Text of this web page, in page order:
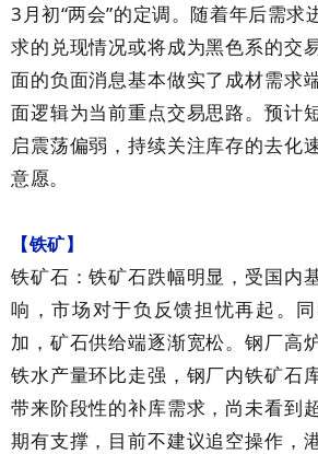
3 月初“两会”的定调。随着年后需求
求的兑现情况或将成为黑色系的交
面的负面消息基本做实了成材需求
面逻辑为当前重点交易思路。预计
启震荡偏弱，持续关注库存的去化
意愿。
【铁矿】
铁矿石：铁矿石跌幅明显，受国内
响，市场对于负反馈担忧再起。
加，矿石供给端逐渐宽松。钢厂高
铁水产量环比走强，钢厂内铁矿石
带来阶段性的补库需求，尚未看到
期有支撑，目前不建议追空操作，